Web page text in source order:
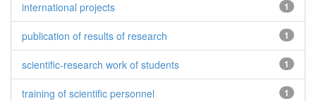
1
international projects
1
publication of results of research
1
scientific-research work of students
1
training of scientific personnel